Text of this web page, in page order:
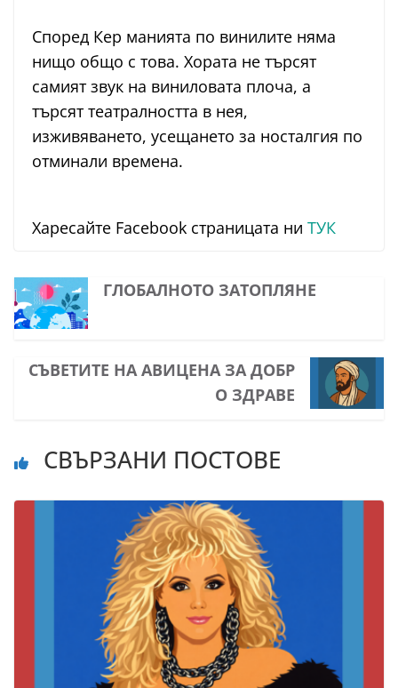
Според Кер манията по винилите няма
нищо общо с това. Хората не търсят
самият звук на виниловата плоча, а
търсят театралността в нея,
изживяването, усещането за носталгия по
отминали времена.
Харесайте Facebook страницата ни ТУК
ГЛОБАЛНОТО ЗАТОПЛЯНЕ
СЪВЕТИТЕ НА АВИЦЕНА ЗА ДОБР
О ЗДРАВЕ
СВЪРЗАНИ ПОСТОВЕ